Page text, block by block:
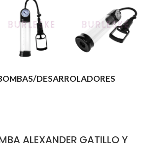
DESARROLADORES
ALEXANDER GATILLO Y